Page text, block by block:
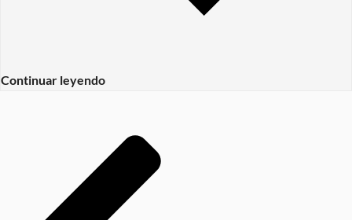
Continuar leyendo